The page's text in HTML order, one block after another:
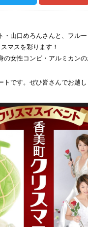
・山口めろんさんと、フルー
マスを彩ります！
女性コンビ・アルミカンの
トです。ぜひ皆さんでお越し